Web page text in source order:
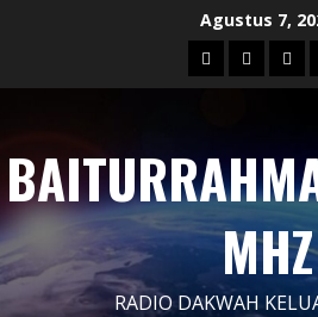
Agustus 7,
Blog Contact
Us
MHZ
RADIO DAKWAH